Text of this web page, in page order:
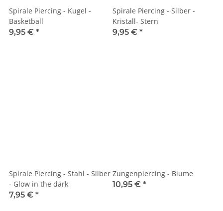
Spirale Piercing - Kugel -
Basketball
9,95 € *
Spirale Piercing - Silber -
Kristall- Stern
9,95 € *
Spirale Piercing - Stahl - Silber
- Glow in the dark
7,95 € *
Zungenpiercing - Blume
10,95 € *